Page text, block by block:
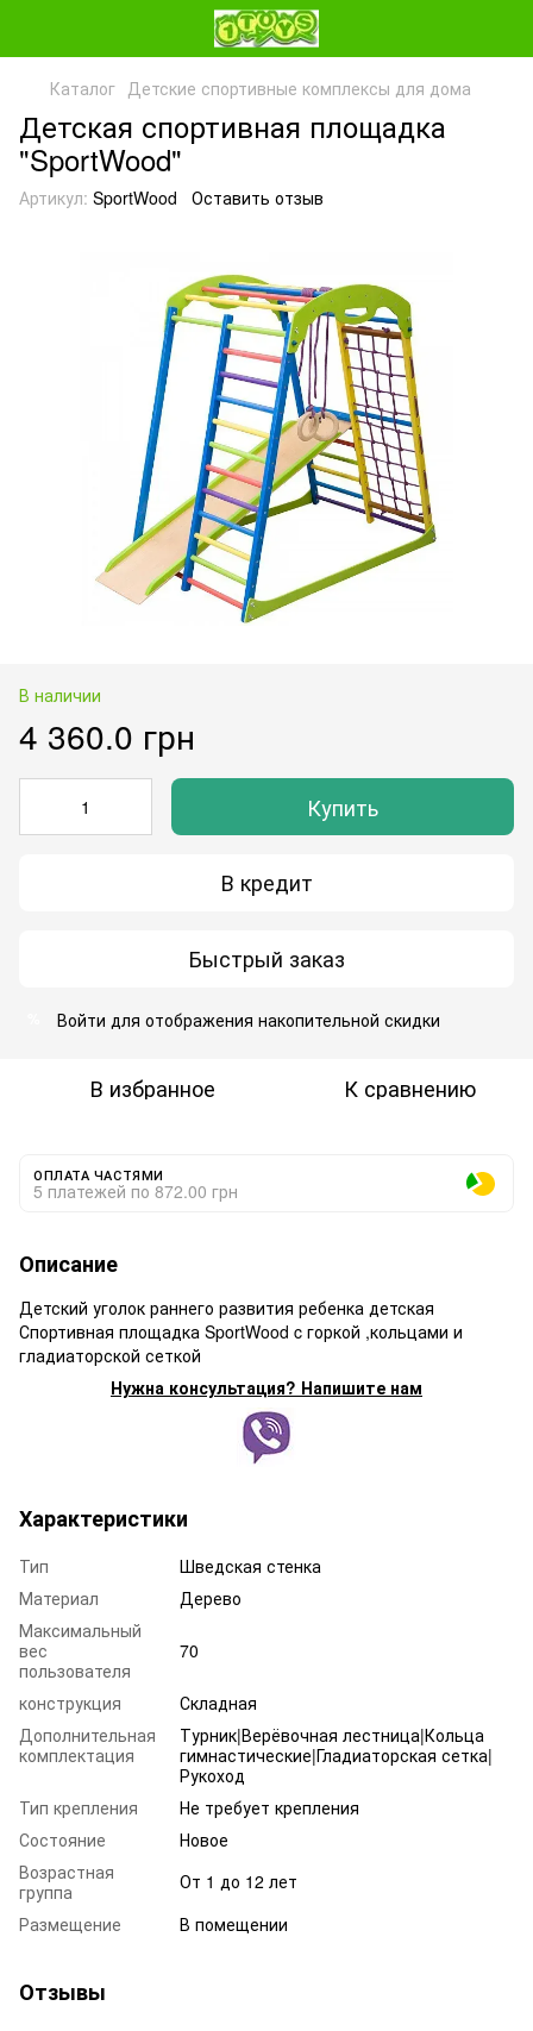
Каталог Детские спортивные комплексы для дома
Детская спортивная площадка
"SportWood"
Артикул: SportWood Оставить отзыв
В наличии
4 360.0 грн
Купить
В кредит
Быстрый заказ
Войти для отображения накопительной скидки
В избранное К сравнению
ОПЛАТА ЧАСТЯМИ
5 платежей по 872.00 грн
Описание
Детский уголок раннего развития ребенка детская
Спортивная площадка SportWood c горкой ,кольцами и
гладиаторской сеткой
Нужна консультация? Напишите нам
Характеристики
Тип
Шведская стенка
Материал
Дерево
Максимальный
вес
пользователя
70
конструкция
Складная
Дополнительная
комплектация
Турник|Верёвочная лестница|Кольца
гимнастические|Гладиаторская сетка|
Рукоход
Тип крепления
Не требует крепления
Состояние
Новое
Возрастная
группа
От 1 до 12 лет
Размещение
В помещении
Отзывы